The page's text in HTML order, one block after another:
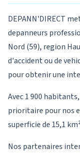
DEPANN'DIRECT
depanneurs
Nord (59), region
d'accident ou de
pour obtenir une
Avec 1 900
prioritaire pour nos
superficie de 15,1
Nos partenaires